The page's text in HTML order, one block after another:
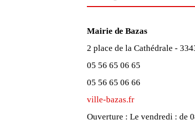
Mairie de Bazas
2 place de la Cathédrale -
05 56 65 06 65
05 56 65 06 66
ville-bazas.fr
Ouverture : Le vendredi : de